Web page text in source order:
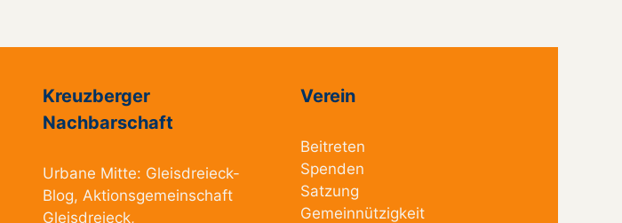
Kreuzberger
Nachbarschaft
Urbane Mitte: Gleisdreieck-
Blog, Aktionsgemeinschaft
Gleisdreieck,
Verein
Beitreten
Spenden
Satzung
Gemeinnützigkeit